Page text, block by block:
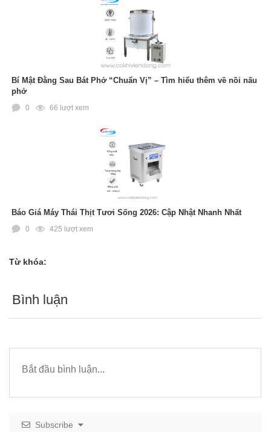
Bí Mật Đằng Sau Bát Phở “Chuẩn Vị” – Tìm hiểu thêm về nồi nấu
phở
0 66 lượt xem
Báo Giá Máy Thái Thịt Tươi Sống 2026: Cập Nhật Nhanh Nhất
0 425 lượt xem
Từ khóa:
Bình luận
Subscribe